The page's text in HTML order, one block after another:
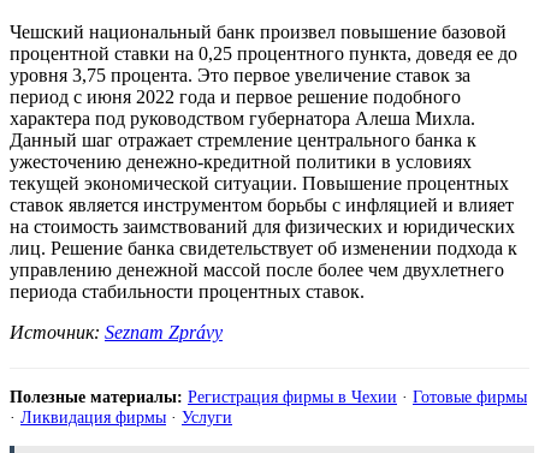
Чешский национальный банк произвел повышение базовой
процентной ставки на 0,25 процентного пункта, доведя ее до
уровня 3,75 процента. Это первое увеличение ставок за
период с июня 2022 года и первое решение подобного
характера под руководством губернатора Алеша Михла.
Данный шаг отражает стремление центрального банка к
ужесточению денежно-кредитной политики в условиях
текущей экономической ситуации. Повышение процентных
ставок является инструментом борьбы с инфляцией и влияет
на стоимость заимствований для физических и юридических
лиц. Решение банка свидетельствует об изменении подхода к
управлению денежной массой после более чем двухлетнего
периода стабильности процентных ставок.
Источник: Seznam Zprávy
Полезные материалы: Регистрация фирмы в Чехии · Готовые фирмы
· Ликвидация фирмы · Услуги